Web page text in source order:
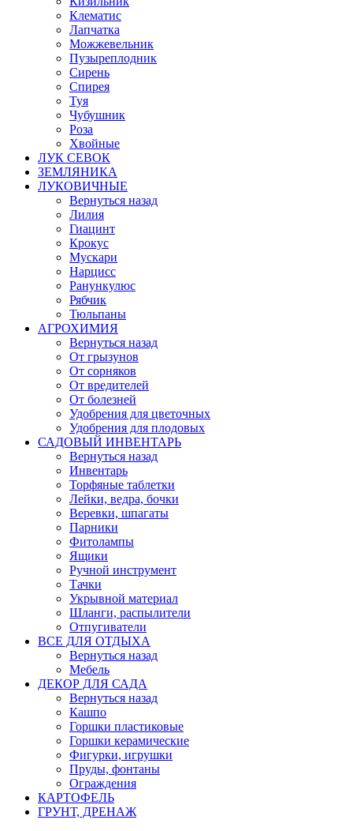
Клематис
Лапчатка
Можжевельник
Пузыреплодник
Сирень
Спирея
Туя
Чубушник
Роза
Хвойные
ЛУК СЕВОК
ЗЕМЛЯНИКА
ЛУКОВИЧНЫЕ
Вернуться назад
Лилия
Гиацинт
Крокус
Мускари
Нарцисс
Ранункулюс
Рябчик
Тюльпаны
АГРОХИМИЯ
Вернуться назад
От грызунов
От сорняков
От вредителей
От болезней
Удобрения для цветочных
Удобрения для плодовых
САДОВЫЙ ИНВЕНТАРЬ
Вернуться назад
Инвентарь
Торфяные таблетки
Лейки, ведра, бочки
Веревки, шпагаты
Парники
Фитолампы
Ящики
Ручной инструмент
Тачки
Укрывной материал
Шланги, распылители
Отпугиватели
ВСЕ ДЛЯ ОТДЫХА
Вернуться назад
Мебель
ДЕКОР ДЛЯ САДА
Вернуться назад
Кашпо
Горшки пластиковые
Горшки керамические
Фигурки, игрушки
Пруды, фонтаны
Ограждения
КАРТОФЕЛЬ
ГРУНТ, ДРЕНАЖ